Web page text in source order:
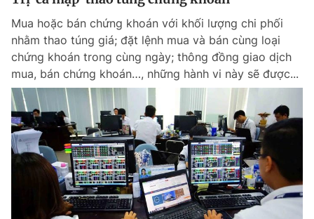
Mua hoặc bán chứng khoán với khối lượng chi phối
nhằm thao túng giá; đặt lệnh mua và bán cùng loại
chứng khoán trong cùng ngày; thông đồng giao dịch
mua, bán chứng khoán…, những hành vi này sẽ được...